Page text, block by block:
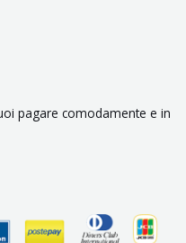
pagare comodamente e in